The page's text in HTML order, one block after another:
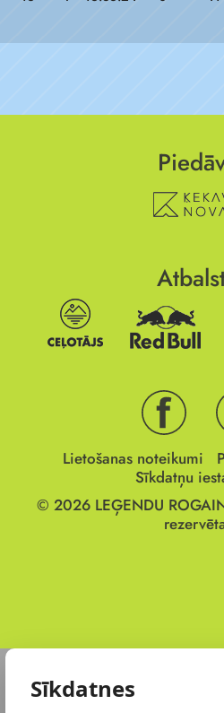
Lietošanas noteikumi
Sīkdatņu
© 2026 LEĢENDU
Sīkdatnes